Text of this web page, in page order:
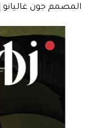
المصمم جون غاليانو